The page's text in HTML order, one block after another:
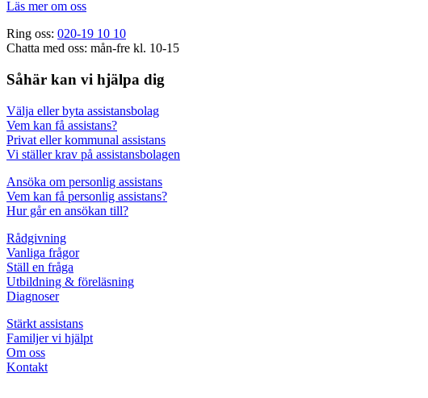
Läs mer om oss
Ring oss: 020-19 10 10
Chatta med oss: mån-fre kl. 10-15
Såhär kan vi hjälpa dig
Välja eller byta assistansbolag
Vem kan få assistans?
Privat eller kommunal assistans
Vi ställer krav på assistansbolagen
Ansöka om personlig assistans
Vem kan få personlig assistans?
Hur går en ansökan till?
Rådgivning
Vanliga frågor
Ställ en fråga
Utbildning & föreläsning
Diagnoser
Stärkt assistans
Familjer vi hjälpt
Om oss
Kontakt